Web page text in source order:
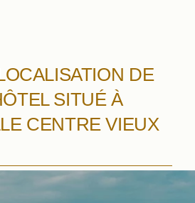
DE
SITUÉ À
CENTRE VIEUX